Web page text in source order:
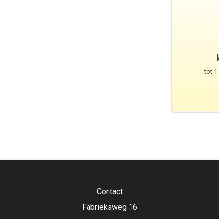
tot 1
Contact
Fabrieksweg 16